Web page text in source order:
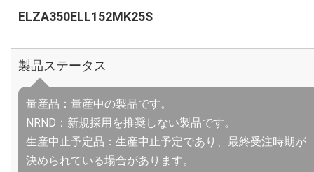
ELZA350ELL152MK25S
製品ステータス
量産品：量産中の製品です。
NRND：新規採用を推奨しない製品です。
生産中止予定品：生産中止予定であり、最終受注時期が
決められている場合があります。